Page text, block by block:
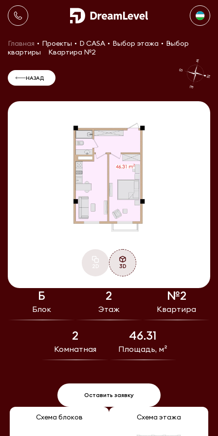
Главная Проекты D CASA Выбор этажа
Выбор
квартиры
Квартира №2
Б
Блок
2
Этаж
№2
Квартира
2
Комнатная
46.31
Площадь, м²
Оставить заявку
2D 3D
Схема блоков Схема этажа
НАЗАД